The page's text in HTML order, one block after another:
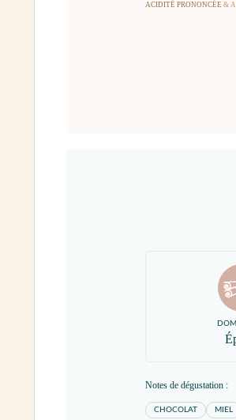
ACIDITÉ PRONONCÉE &
Notes de dégustation :
CHOCOLAT MIEL